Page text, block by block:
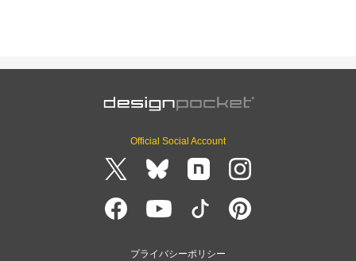
Official Social Account
プライバシーポリシー